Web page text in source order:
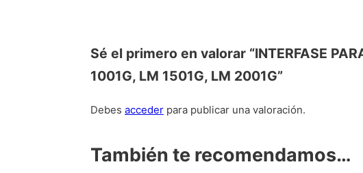
Sé el primero en valorar “INTERFASE
1001G, LM 1501G, LM 2001G”
Debes acceder para publicar una valoración.
También te recomendamos…